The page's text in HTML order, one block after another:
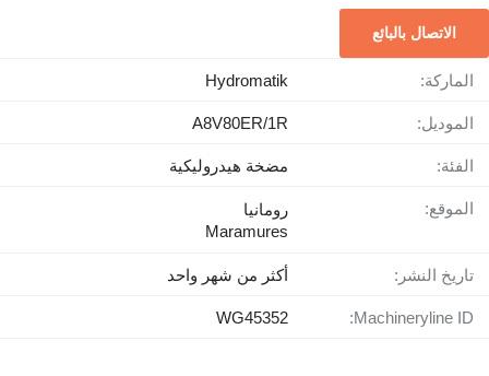
الاتصال بالبائع
الماركة: Hydromatik
الموديل: A8V80ER/1R
الفئة: مضخة هيدروليكية
الموقع:
رومانيا
Maramures
تاريخ النشر: أكثر من شهر واحد
Machineryline ID:
WG45352